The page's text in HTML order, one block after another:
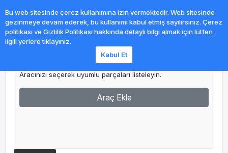
Aracınızı seçerek uyumlu parçaları listeleyin.
Araç Ekle
Bu web sitesinde çerez kullanımına izin vermektedir. Web sitesinde
gezinmeye devam ederek, bu kullanımı kabul etmiş sayılırsınız. Çerez
politikası ve Gizlilik Politikası hakkında detaylı bilgi almak için lütfen
ilgili yerlere tıklayınız.
Kabul Et